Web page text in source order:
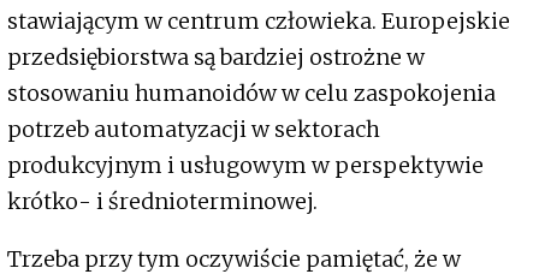
stawiającym w centrum człowieka. Europejskie
przedsiębiorstwa są bardziej ostrożne w
stosowaniu humanoidów w celu zaspokojenia
potrzeb automatyzacji w sektorach
produkcyjnym i usługowym w perspektywie
krótko- i średnioterminowej.
Trzeba przy tym oczywiście pamiętać, że w